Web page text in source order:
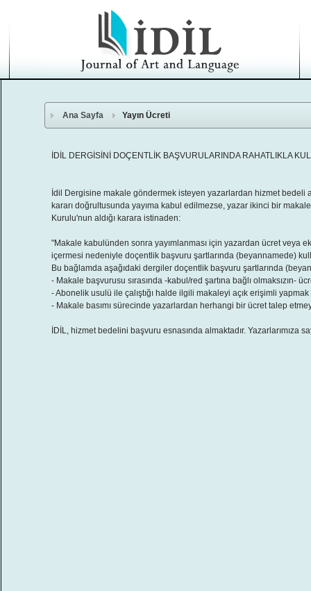
Ana Sayfa Yayın Ücreti
İDİL DERGİSİNİ DOÇENTLİK BAŞVURULARINDA RAHATLIKLA
İdil Dergisine makale göndermek isteyen yazarlardan hizmet bedeli
kararı doğrultusunda yayıma kabul edilmezse, yazar ikinci bir
Kurulu'nun aldığı karara istinaden:
"Makale kabulünden sonra yayımlanması için yazardan ücret veya
içermesi nedeniyle doçentlik başvuru şartlarında (beyannamede)
Bu bağlamda aşağıdaki dergiler doçentlik başvuru şartlarında
- Makale başvurusu sırasında -kabul/red şartına bağlı olmaksızın-
- Abonelik usulü ile çalıştığı halde ilgili makaleyi açık erişimli
- Makale basımı sürecinde yazarlardan herhangi bir ücret talep
İDİL, hizmet bedelini başvuru esnasında almaktadır. Yazarlarımıza